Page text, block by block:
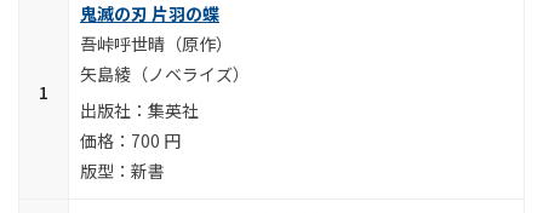
鬼滅の刃 片羽の蝶
吾峠呼世晴（原作）
矢島綾（ノベライズ）
集英社
700 円
新書